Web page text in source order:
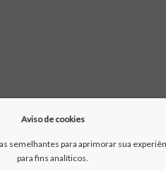
Aviso de cookies
semelhantes para aprimorar sua
para fins analíticos.